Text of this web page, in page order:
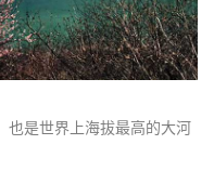
也是世界上海拔最高的大河